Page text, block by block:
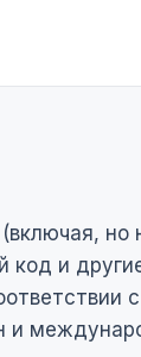
но
код и
и